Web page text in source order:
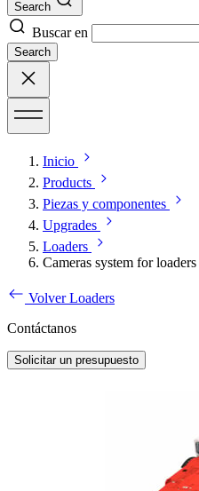
Search
Buscar en
Search
Inicio
Products
Piezas y componentes
Upgrades
Loaders
Cameras system for loaders
Volver Loaders
Contáctanos
Solicitar un presupuesto